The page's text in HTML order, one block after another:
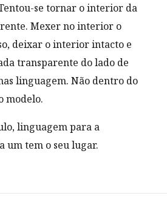
se tornar o interior da
Mexer no interior o
deixar o interior intacto e
transparente do lado de
linguagem. Não dentro do
modelo.
linguagem para a
um tem o seu lugar.